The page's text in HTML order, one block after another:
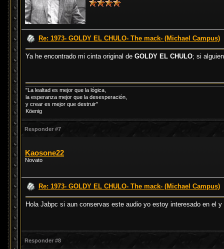
Re: 1973- GOLDY EL CHULO- The mack- (Michael Campus)
Ya he encontrado mi cinta original de GOLDY EL CHULO; si
"La lealtad es mejor que la lógica,
la esperanza mejor que la desesperación,
y crear es mejor que destruir"
Köenig
Responder #7
Kaosone22
Novato
Re: 1973- GOLDY EL CHULO- The mack- (Michael Campus)
Hola Jabpc si aun conservas este audio yo estoy interesado en el
Responder #8